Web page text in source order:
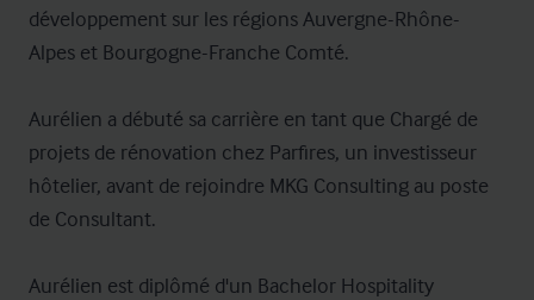
développement sur les régions Auvergne-Rhône-
Alpes et Bourgogne-Franche Comté.
Aurélien a débuté sa carrière en tant que Chargé de
projets de rénovation chez Parfires, un investisseur
hôtelier, avant de rejoindre MKG Consulting au poste
de Consultant.
Aurélien est diplômé d'un Bachelor Hospitality